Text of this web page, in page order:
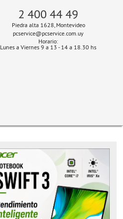
2 400 44 49
Piedra alta 1628, Montevideo
pcservice@pcservice.com.uy
Horario:
Lunes a Viernes 9 a 13 - 14 a 18.30 hs